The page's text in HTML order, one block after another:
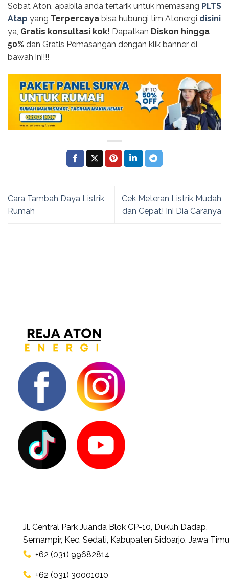
Sobat Aton, apabila anda tertarik untuk memasang PLTS
Atap yang Terpercaya bisa hubungi tim Atonergi disini
ya, Gratis konsultasi kok! Dapatkan Diskon hingga
50% dan Gratis Pemasangan dengan klik banner di
bawah ini!!!
Cara Tambah Daya Listrik
Rumah
Cek Meteran Listrik Mudah
dan Cepat! Ini Dia Caranya
Jl. Central Park Juanda Blok CP-10, Dukuh Dadap,
Semampir, Kec. Sedati, Kabupaten Sidoarjo, Jawa
+62 (031) 99682814
+62 (031) 30001010